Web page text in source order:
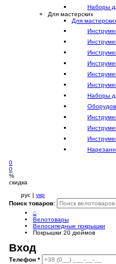
Наборы
Для мастерских
Для
Наборы
0
0
%
скидка
рус | укр
Поиск товаров:
⌂
Велотовары
Велосипедные покрышки
Покрышки 20 дюймов
Вход
Телефон *